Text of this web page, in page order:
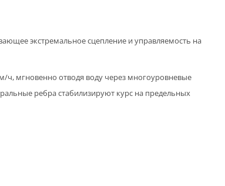
экстремальное сцепление и управляемость на
ч, мгновенно отводя воду через многоуровневые
ребра стабилизируют курс на предельных